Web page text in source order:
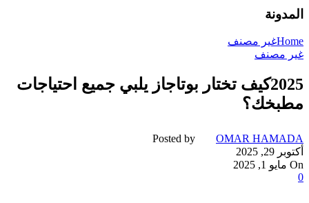
المدونة
Homeغير مصنف
غير مصنف
2025كيف تختار بوتاجاز يلبي جميع احتياجات
مطبخك؟
Posted by
OMAR HAMADA
أكتوبر 29, 2025
On مايو 1, 2025
0